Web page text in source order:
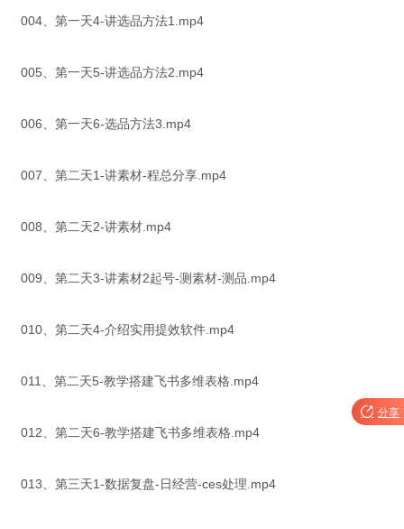
004、第一天4-讲选品方法1.mp4
005、第一天5-讲选品方法2.mp4
006、第一天6-选品方法3.mp4
007、第二天1-讲素材-程总分享.mp4
008、第二天2-讲素材.mp4
009、第二天3-讲素材2起号-测素材-测品.mp4
010、第二天4-介绍实用提效软件.mp4
011、第二天5-教学搭建飞书多维表格.mp4
012、第二天6-教学搭建飞书多维表格.mp4
013、第三天1-数据复盘-日经营-ces处理.mp4
 分享